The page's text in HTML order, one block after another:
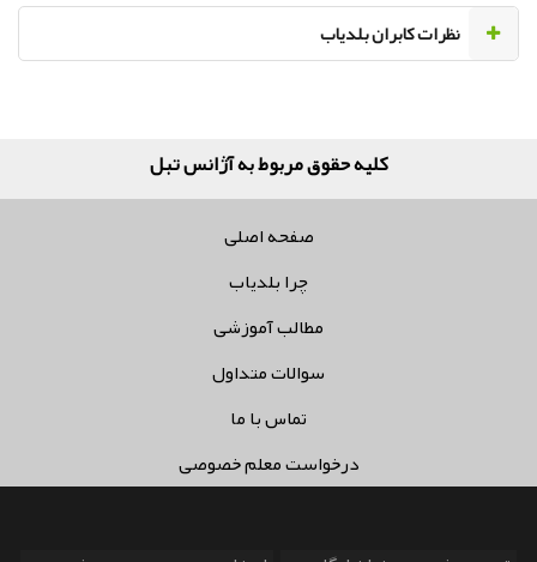
نظرات کابران بلدیاب
کلیه حقوق مربوط به آژانس تبلیغات
صفحه اصلی
چرا بلدیاب
مطالب آموزشی
سوالات متداول
تماس با ما
درخواست معلم خصوصی